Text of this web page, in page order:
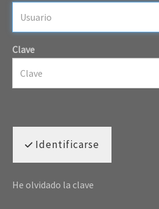
Clave
Identificarse
He olvidado la clave